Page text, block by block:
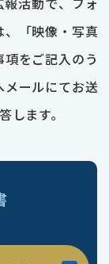
、「映像・写真
をご記入のう
ールにてお送
します。